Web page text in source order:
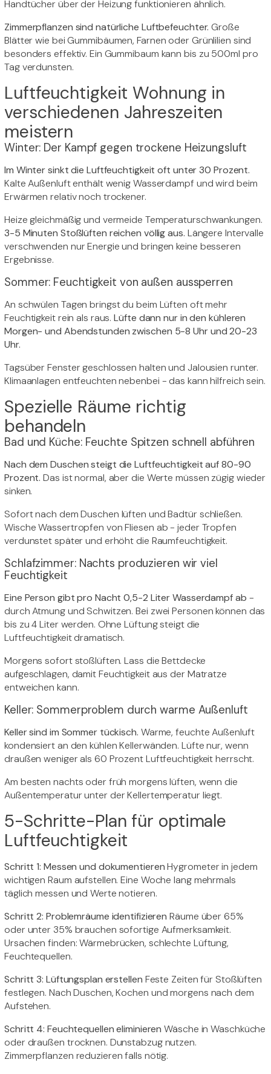
Handtücher über der Heizung funktionieren ähnlich.
Zimmerpflanzen sind natürliche Luftbefeuchter. Große
Blätter wie bei Gummibäumen, Farnen oder Grünlilien sind
besonders effektiv. Ein Gummibaum kann bis zu 500ml pro
Tag verdunsten.
Luftfeuchtigkeit Wohnung in
verschiedenen Jahreszeiten
meistern
Winter: Der Kampf gegen trockene Heizungsluft
Im Winter sinkt die Luftfeuchtigkeit oft unter 30 Prozent.
Kalte Außenluft enthält wenig Wasserdampf und wird beim
Erwärmen relativ noch trockener.
Heize gleichmäßig und vermeide Temperaturschwankungen.
3-5 Minuten Stoßlüften reichen völlig aus. Längere Intervalle
verschwenden nur Energie und bringen keine besseren
Ergebnisse.
Sommer: Feuchtigkeit von außen aussperren
An schwülen Tagen bringst du beim Lüften oft mehr
Feuchtigkeit rein als raus.Lüfte dann nur in den kühleren
Morgen- und Abendstunden zwischen 5-8 Uhr und 20-23
Uhr.
Tagsüber Fenster geschlossen halten und Jalousien runter.
Klimaanlagen entfeuchten nebenbei - das kann hilfreich sein.
Spezielle Räume richtig
behandeln
Bad und Küche: Feuchte Spitzen schnell abführen
Nach dem Duschen steigt die Luftfeuchtigkeit auf 80-90
Prozent. Das ist normal, aber die Werte müssen zügig wieder
sinken.
Sofort nach dem Duschen lüften und Badtür schließen.
Wische Wassertropfen von Fliesen ab - jeder Tropfen
verdunstet später und erhöht die Raumfeuchtigkeit.
Schlafzimmer: Nachts produzieren wir viel
Feuchtigkeit
Eine Person gibt pro Nacht 0,5-2 Liter Wasserdampf ab -
durch Atmung und Schwitzen. Bei zwei Personen können das
bis zu 4 Liter werden. Ohne Lüftung steigt die
Luftfeuchtigkeit dramatisch.
Morgens sofort stoßlüften. Lass die Bettdecke
aufgeschlagen, damit Feuchtigkeit aus der Matratze
entweichen kann.
Keller: Sommerproblem durch warme Außenluft
Keller sind im Sommer tückisch. Warme, feuchte Außenluft
kondensiert an den kühlen Kellerwänden. Lüfte nur, wenn
draußen weniger als 60 Prozent Luftfeuchtigkeit herrscht.
Am besten nachts oder früh morgens lüften, wenn die
Außentemperatur unter der Kellertemperatur liegt.
5-Schritte-Plan für optimale
Luftfeuchtigkeit
Schritt 1: Messen und dokumentierenHygrometer in jedem
wichtigen Raum aufstellen. Eine Woche lang mehrmals
täglich messen und Werte notieren.
Schritt 2: Problemräume identifizieren Räume über 65%
oder unter 35% brauchen sofortige Aufmerksamkeit.
Ursachen finden: Wärmebrücken, schlechte Lüftung,
Feuchtequellen.
Schritt 3: Lüftungsplan erstellen Feste Zeiten für Stoßlüften
festlegen. Nach Duschen, Kochen und morgens nach dem
Aufstehen.
Schritt 4: Feuchtequellen eliminieren Wäsche in Waschküche
oder draußen trocknen. Dunstabzug nutzen.
Zimmerpflanzen reduzieren falls nötig.